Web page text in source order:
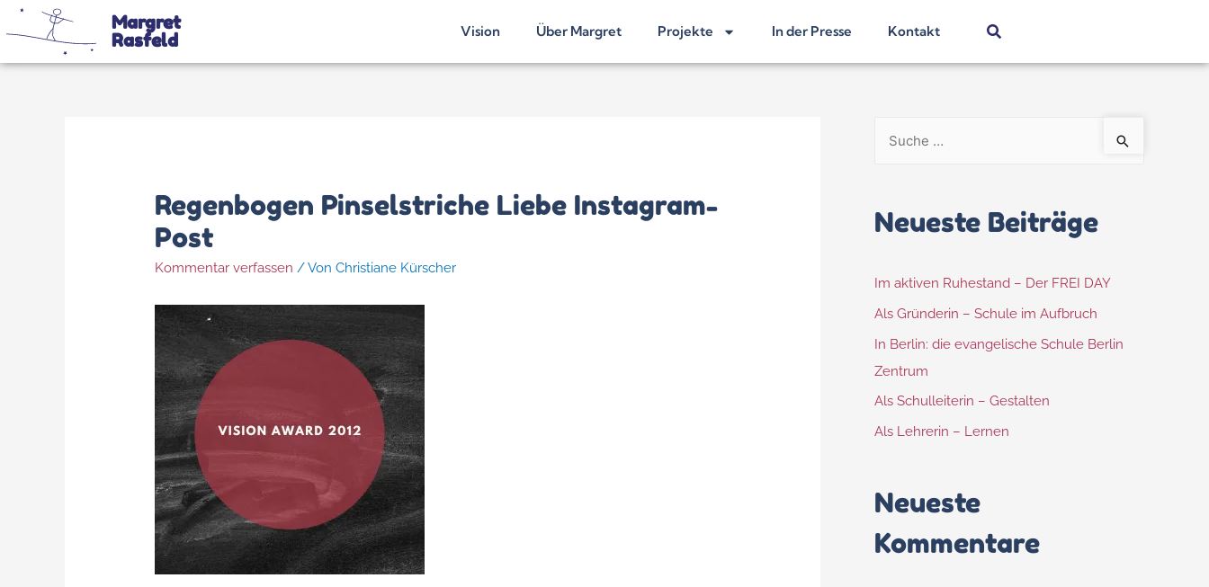
Margret
Rasfeld
Vision Über Margret Projekte In der Presse Kontakt
Regenbogen Pinselstriche Liebe Instagram-
Post
Kommentar verfassen / VonChristiane Kürscher
Neueste Beiträge
Im aktiven Ruhestand – Der FREI DAY
Als Gründerin – Schule im Aufbruch
In Berlin: die evangelische Schule Berlin
Zentrum
Als Schulleiterin – Gestalten
Als Lehrerin – Lernen
Neueste
Kommentare